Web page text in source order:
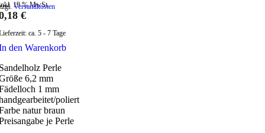
19 % MwSt.
Versandkosten
€
ca. 5 - 7 Tage
den Warenkorb
Perle
6,2 mm
1 mm
poliert
natur braun
je Perle